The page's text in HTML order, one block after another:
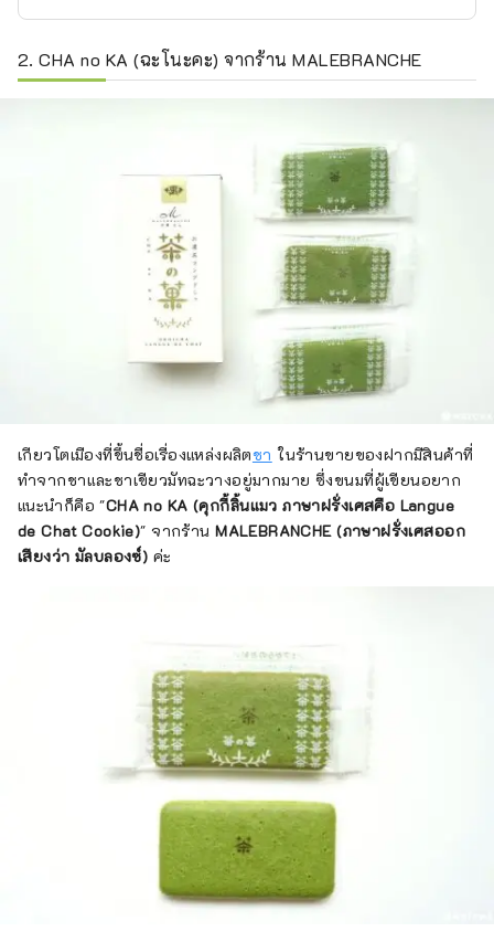
2. CHA no KA (ฉะโนะคะ) จากร้าน MALEBRANCHE
เกียวโตเมืองที่ขึ้นชื่อเรื่องแหล่งผลิตชา ในร้านขายของฝากมีสินค้าที่
ทำจากชาและชาเขียวมัทฉะวางอยู่มากมาย ซึ่งขนมที่ผู้เขียนอยาก
แนะนำก็คือ "CHA no KA (คุกกี้ลิ้นแมว ภาษาฝรั่งเศสคือ Langue
de Chat Cookie)" จากร้านMALEBRANCHE (ภาษาฝรั่งเศสออก
เสียงว่า มัลบลองซ์) ค่ะ